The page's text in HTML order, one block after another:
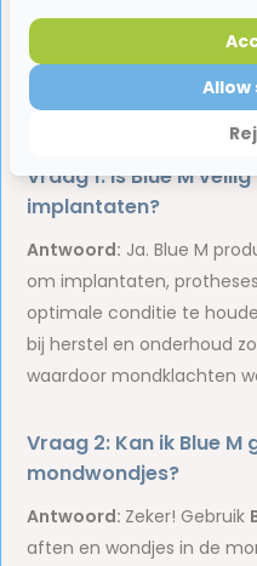
Blue M tongschraper
Veelgestelde
Vraag 1: Is Blue M
implantaten?
Antwoord: Ja. Blue M
om implantaten,
optimale conditie te
bij herstel en onderhoud
waardoor mondklachten
Vraag 2: Kan ik Blue
mondwondjes?
Antwoord: Zeker! Gebruik
aften en wondjes in de